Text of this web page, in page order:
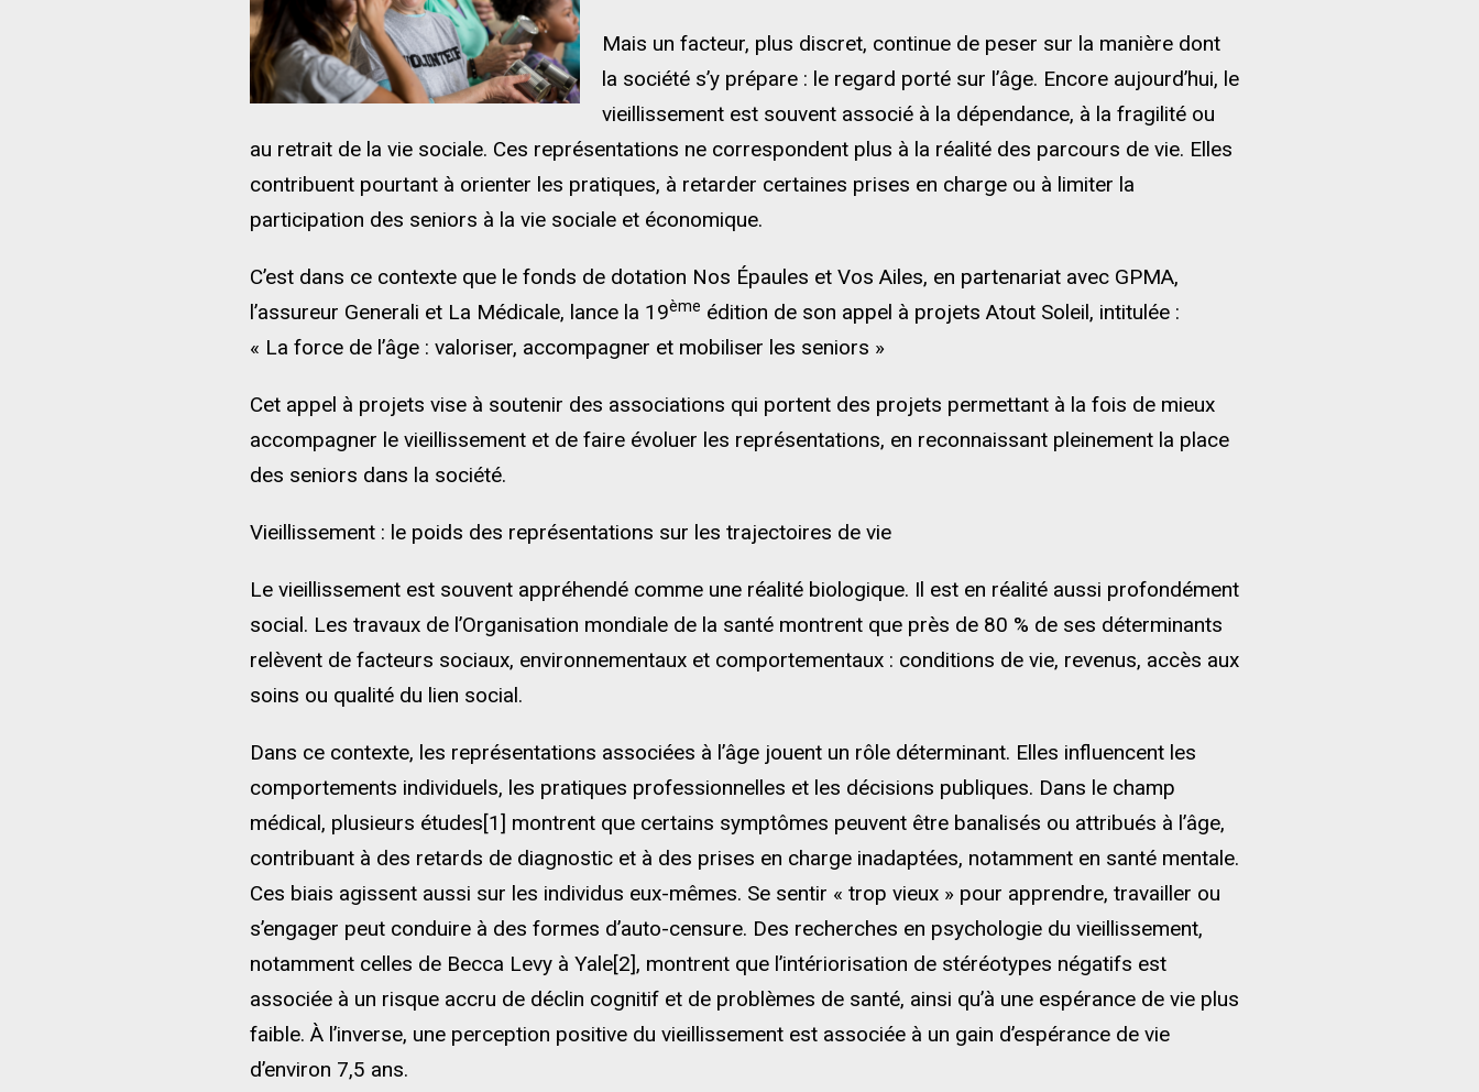
Mais un facteur, plus discret, continue de peser sur la manière dont
la société s’y prépare : le regard porté sur l’âge. Encore aujourd’hui, le
vieillissement est souvent associé à la dépendance, à la fragilité ou
au retrait de la vie sociale. Ces représentations ne correspondent plus à la réalité des parcours de vie. Elles
contribuent pourtant à orienter les pratiques, à retarder certaines prises en charge ou à limiter la
participation des seniors à la vie sociale et économique.
C’est dans ce contexte que le fonds de dotation Nos Épaules et Vos Ailes, en partenariat avec GPMA,
l’assureur Generali et La Médicale, lance la 19ème édition de son appel à projets Atout Soleil, intitulée :
« La force de l’âge : valoriser, accompagner et mobiliser les seniors »
Cet appel à projets vise à soutenir des associations qui portent des projets permettant à la fois de mieux
accompagner le vieillissement et de faire évoluer les représentations, en reconnaissant pleinement la place
des seniors dans la société.
Vieillissement : le poids des représentations sur les trajectoires de vie
Le vieillissement est souvent appréhendé comme une réalité biologique. Il est en réalité aussi profondément
social. Les travaux de l’Organisation mondiale de la santé montrent que près de 80 % de ses déterminants
relèvent de facteurs sociaux, environnementaux et comportementaux : conditions de vie, revenus, accès aux
soins ou qualité du lien social.
Dans ce contexte, les représentations associées à l’âge jouent un rôle déterminant. Elles influencent les
comportements individuels, les pratiques professionnelles et les décisions publiques. Dans le champ
médical, plusieurs études[1] montrent que certains symptômes peuvent être banalisés ou attribués à l’âge,
contribuant à des retards de diagnostic et à des prises en charge inadaptées, notamment en santé mentale.
Ces biais agissent aussi sur les individus eux-mêmes. Se sentir « trop vieux » pour apprendre, travailler ou
s’engager peut conduire à des formes d’auto-censure. Des recherches en psychologie du vieillissement,
notamment celles de Becca Levy à Yale[2], montrent que l’intériorisation de stéréotypes négatifs est
associée à un risque accru de déclin cognitif et de problèmes de santé, ainsi qu’à une espérance de vie plus
faible. À l’inverse, une perception positive du vieillissement est associée à un gain d’espérance de vie
d’environ 7,5 ans.